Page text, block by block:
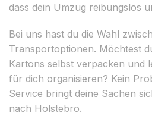
dass dein Umzug reibungslos
Bei uns hast du die Wahl
Transportoptionen. Möchtest
Kartons selbst verpacken und
für dich organisieren? Kein
Service bringt deine Sachen
nach Holstebro.